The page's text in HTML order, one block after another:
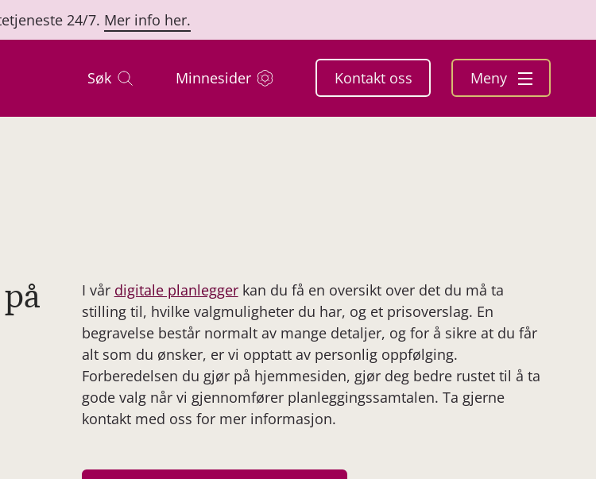
24/7. Mer info her.
Søk Minnesider Kontakt oss Meny
I vår digitale planleggerkan du få en oversikt over det du må ta
stilling til, hvilke valgmuligheter du har, og et prisoverslag. En
begravelse består normalt av mange detaljer, og for å sikre at du får
alt som du ønsker, er vi opptatt av personlig oppfølging.
Forberedelsen du gjør på hjemmesiden, gjør deg bedre rustet til å ta
gode valg når vi gjennomfører planleggingssamtalen. Ta gjerne
kontakt med oss for mer informasjon.